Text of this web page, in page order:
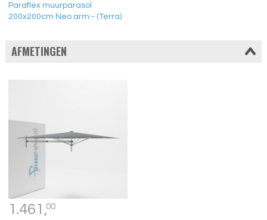
Paraflex muurparasol
200x200cm Neo arm - (Terra)
AFMETINGEN
1.461,00